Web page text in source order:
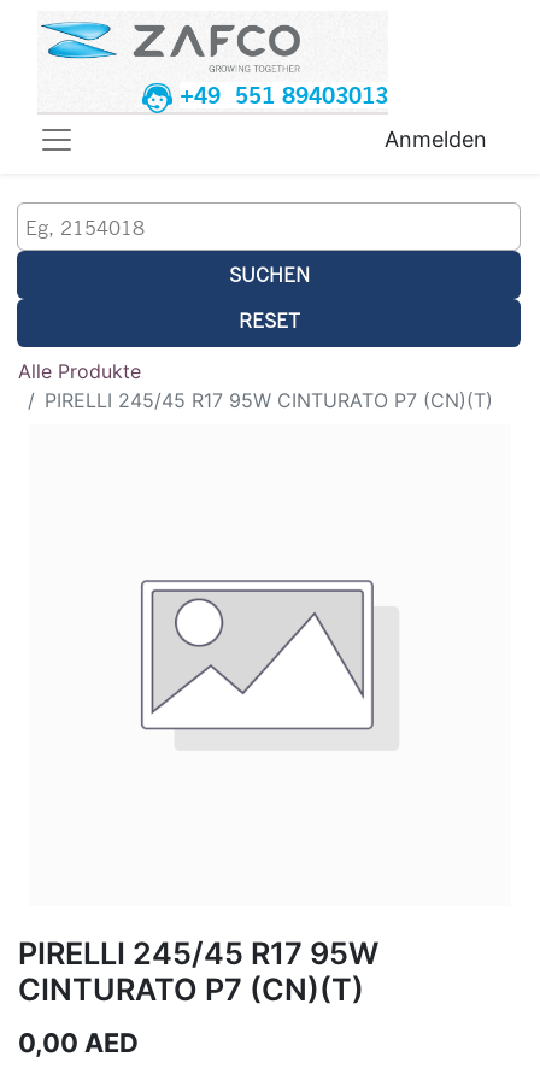
+49 551 89403013
Anmelden
SUCHEN
RESET
Alle Produkte
PIRELLI 245/45 R17 95W CINTURATO P7 (CN)(T)
PIRELLI 245/45 R17 95W
CINTURATO P7 (CN)(T)
0,00 AED